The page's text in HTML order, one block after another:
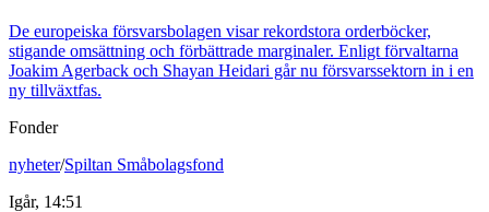
De europeiska försvarsbolagen visar rekordstora orderböcker,
stigande omsättning och förbättrade marginaler. Enligt förvaltarna
Joakim Agerback och Shayan Heidari går nu försvarssektorn in i en
ny tillväxtfas.
Fonder
nyheter/Spiltan Småbolagsfond
Igår, 14:51